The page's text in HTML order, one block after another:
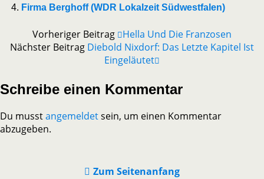
Firma Berghoff (WDR Lokalzeit Südwestfalen)
Vorheriger Beitrag
Hella Und Die Franzosen
Nächster Beitrag Diebold Nixdorf: Das Letzte Kapitel Ist
Eingeläutet
Schreibe einen Kommentar
Du musstangemeldetsein, um einen Kommentar
abzugeben.
Zum Seitenanfang